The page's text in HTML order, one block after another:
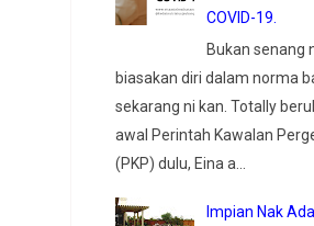
COVID-19.
Bukan senang
biasakan diri dalam norma
sekarang ni kan. Totally
awal Perintah Kawalan
(PKP) dulu, Eina a...
Impian Nak